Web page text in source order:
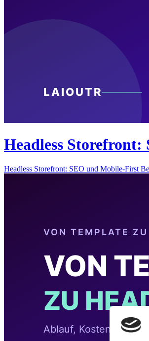
Headless
Headless Storefront: SEO und Mobile-First